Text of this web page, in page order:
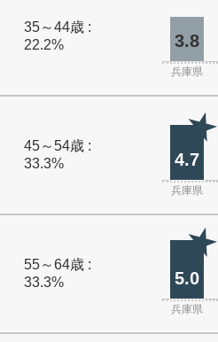
35～44歳 :
22.2%
3.8
兵庫県
45～54歳 :
33.3%
4.7
兵庫県
55～64歳 :
33.3%
5.0
兵庫県